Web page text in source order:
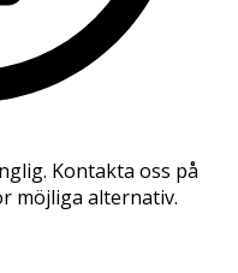
Kontakta oss på
möjliga alternativ.